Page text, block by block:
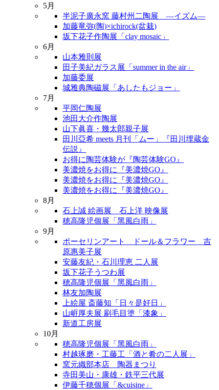
5月
半泥子廣永窯 藤村州二陶展 ―イズム―
加藤竜弥(陶)×ichirock(盆栽)
坂下花子作陶展「clay mosaic」
6月
山本雅則展
田子美紀ガラス展「summer in the air」
加藤委展
城雅典陶磁展「あしたもジョー」
7月
平岡仁陶展
池田大介作陶展
山下眞喜・幾太郎親子展
田川亞希 meets 月刊「ムー」『田川埋蔵金
伝説』
お得に陶芸体験が『陶芸体験GO』
美濃焼をお得に『美濃焼GO』
美濃焼をお得に『美濃焼GO』
美濃焼をお得に『美濃焼GO』
8月
石上誠 絵画展 石上洋 映像展
穂高隆児個展「黑風白雨」
9月
ポーセリンアート ドール＆フラワー 吉
原惠美子展
安藤友紀・石川理恵 二人展
坂下花子うつわ展
穂高隆児個展「黑風白雨」
林友加陶展
上絵屋 斎藤知「日々是好日」
山㟁厚夫展 刷毛目塗「漆象」
新道工房展
10月
穂高隆児個展「黑風白雨」
村越琢磨・工藤工「酒と肴の二人展」
窯元織部本店 陶器まつり
寺田美山・康雄・鉄平三代展
伊藤千穂個展「&cuisine」